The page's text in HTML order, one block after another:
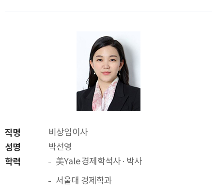
직명 비상임이사
성명 박선영
학력
美Yale 경제학석사 · 박사
서울대 경제학과